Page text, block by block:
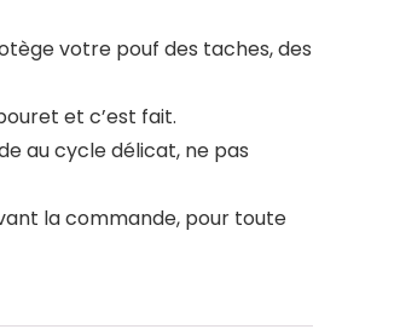
votre pouf des taches, des
et c’est fait.
au cycle délicat, ne pas
la commande, pour toute